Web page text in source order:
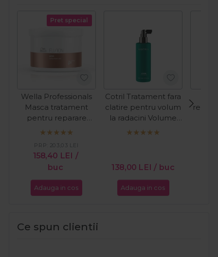
Pret special
Wella Professionals
Masca tratament
pentru reparare
intensa Fusion
158,40 LEI /
buc
PRP: 203,03 LEI
Adauga in cos
Cotril Tratament fara
clatire pentru volum
la radacini Volume
200ml
138,00 LEI / buc
Adauga in cos
Ce spun clientii